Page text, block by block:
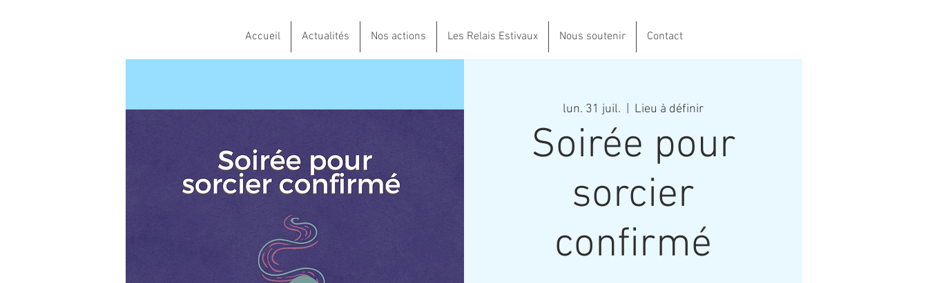
Accueil Actualités Nos actions Les Relais Estivaux Nous soutenir Contact
lun. 31 juil. Lieu à définir
Soirée pour
sorcier
confirmé